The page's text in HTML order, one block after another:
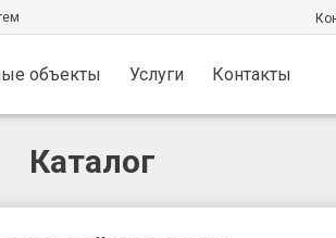
объекты Услуги Контакты
Каталог